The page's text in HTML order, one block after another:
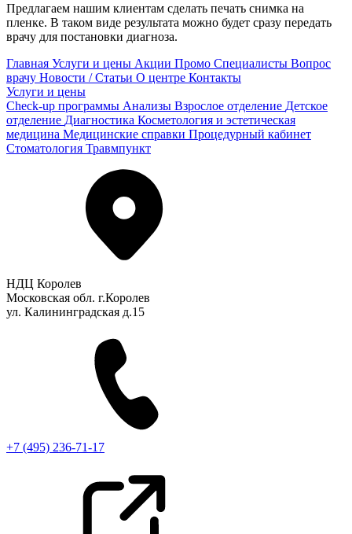
Предлагаем нашим клиентам сделать печать снимка на
пленке. В таком виде результата можно будет сразу передать
врачу для постановки диагноза.
Главная Услуги и цены Акции Промо Специалисты Вопрос
врачу Новости / Статьи О центре Контакты
Услуги и цены
Check-up программы Анализы Взрослое отделение Детское
отделение Диагностика Косметология и эстетическая
медицина Медицинские справки Процедурный кабинет
Стоматология Травмпункт
НДЦ Королев
Московская обл. г.Королев
ул. Калининградская д.15
+7 (495) 236-71-17